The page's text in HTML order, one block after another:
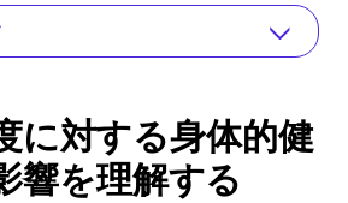
する身体的健康の影響を理解する
your relationship
策や見解
イント
に対する身体的健
響を理解する